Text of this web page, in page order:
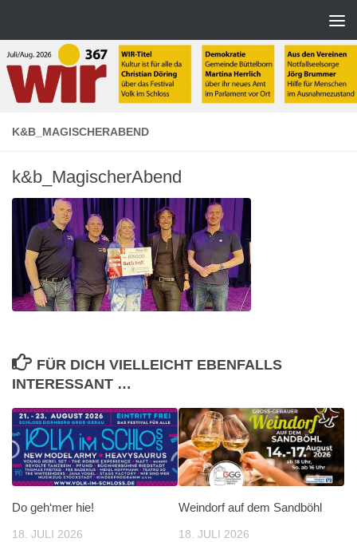
K&B_MAGISCHERABEND
k&b_MagischerAbend
FÜR DICH VIELLEICHT EBENFALLS
INTERESSANT …
Do geh‘mer hie!
18. JULI 2026
Weindorf auf dem Sandböhl
18. JULI 2026